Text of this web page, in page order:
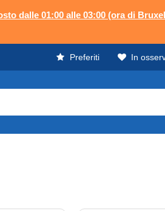
dalle 01:00 alle 03:00 (ora di
Preferiti In